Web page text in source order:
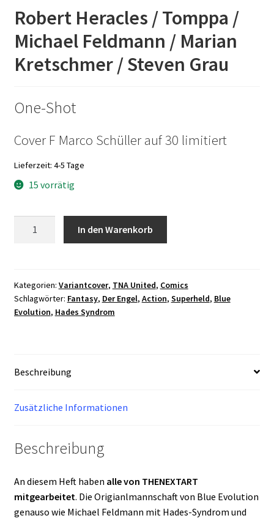
Robert Heracles / Tomppa /
Michael Feldmann / Marian
Kretschmer / Steven Grau
One-Shot
Cover F Marco Schüller auf 30 limitiert
Lieferzeit: 4-5 Tage
15 vorrätig
letzte
Geek
Cover
Menge
In den Warenkorb
Kategorien: Variantcover, TNA United, Comics
Schlagwörter: Fantasy, Der Engel, Action, Superheld, Blue
Evolution, Hades Syndrom
Beschreibung
Zusätzliche Informationen
Beschreibung
An diesem Heft haben alle von THENEXTART
mitgearbeitet. Die Origianlmannschaft von Blue Evolution
genauso wie Michael Feldmann mit Hades-Syndrom und